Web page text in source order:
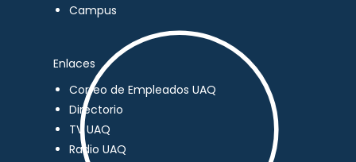
Campus
Enlaces
Correo de Empleados UAQ
Directorio
TV UAQ
Radio UAQ